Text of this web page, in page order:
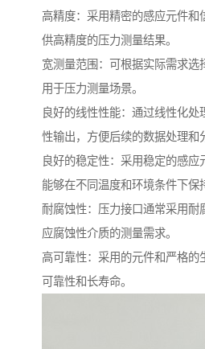
高精度：采用精密的感应元件和
供高精度的压力测量结果。
宽测量范围：可根据实际需求选
用于压力测量场景。
良好的线性性能：通过线性化处
性输出，方便后续的数据处理和
良好的稳定性：采用稳定的感应
能够在不同温度和环境条件下保
耐腐蚀性：压力接口通常采用耐
应腐蚀性介质的测量需求。
高可靠性：采用的元件和严格的
可靠性和长寿命。